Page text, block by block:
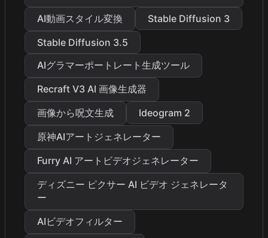
AI動画スタイル変換
Stable Diffusion 3
Stable Diffusion 3.5
AIグラマーポートレート生成ツール
Recraft V3 AI 画像生成器
画像から呪文生成
Ideogram 2
原神AIアートジェネレーター
Furry AI アートビデオジェネレーター
ディズニー ピクサー AI ビデオ ジェネレータ
ー
AIビデオフィルター